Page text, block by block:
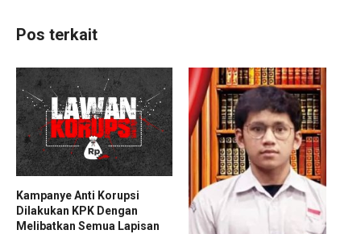
Pos terkait
Kampanye Anti Korupsi
Dilakukan KPK Dengan
Melibatkan Semua Lapisan